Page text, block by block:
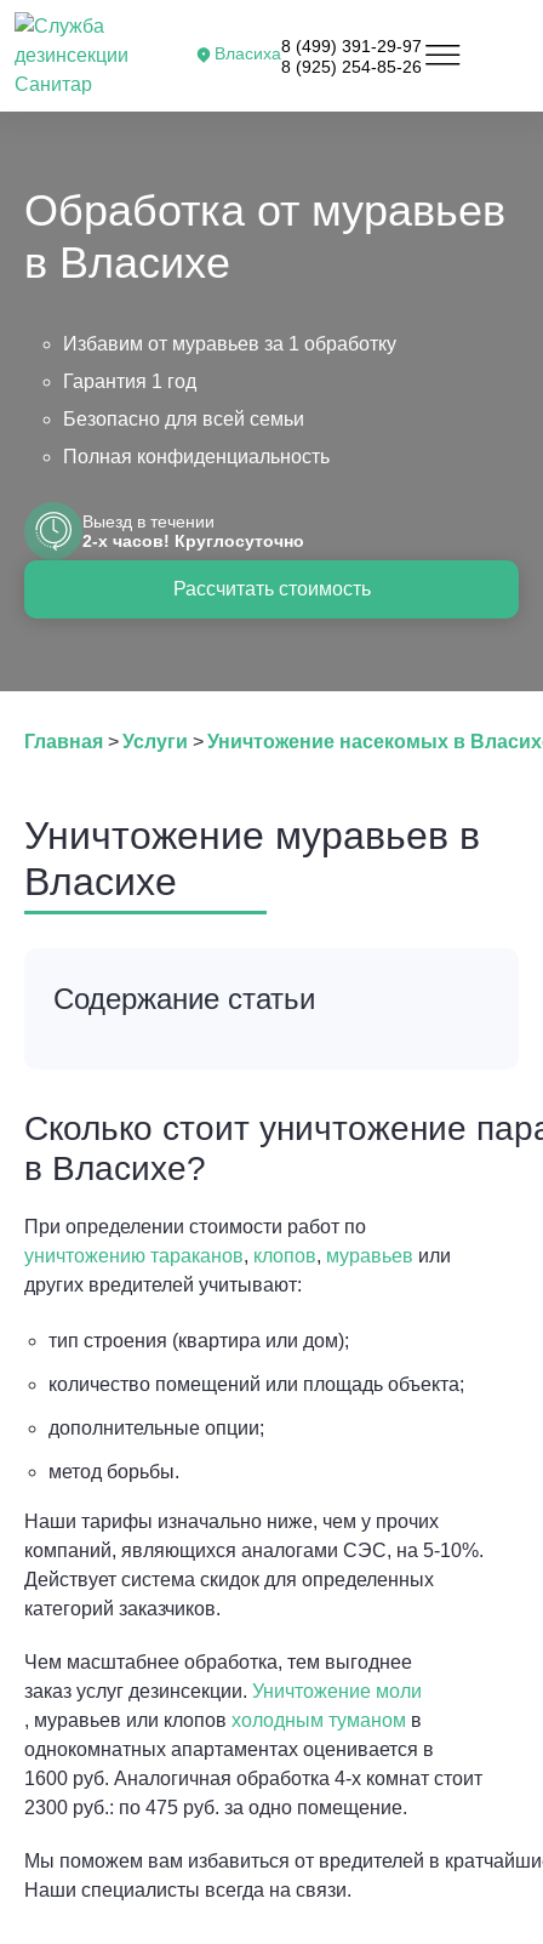
Власиха8 (499) 391-29-97
8 (925) 254-85-26
Обработка от муравьев
в Власихе
Избавим от муравьев за 1 обработку
Гарантия 1 год
Безопасно для всей семьи
Полная конфиденциальность
Рассчитать стоимость
Выезд в течении
2-х часов! Круглосуточно
Главная >Услуги >Уничтожение насекомых в
Уничтожение муравьев в
Власихе
Содержание статьи
Сколько стоит уничтожение
в Власихе?
При определении стоимости работ по
уничтожению тараканов, клопов, муравьев или
других вредителей учитывают:
тип строения (квартира или дом);
количество помещений или площадь объекта;
дополнительные опции;
метод борьбы.
Наши тарифы изначально ниже, чем у прочих
компаний, являющихся аналогами СЭС, на 5-10%.
Действует система скидок для определенных
категорий заказчиков.
Чем масштабнее обработка, тем выгоднее
заказ услуг дезинсекции. Уничтожение моли
, муравьев или клопов холодным туманом в
однокомнатных апартаментах оценивается в
1600 руб. Аналогичная обработка 4-х комнат стоит
2300 руб.: по 475 руб. за одно помещение.
Мы поможем вам избавиться от вредителей в
Наши специалисты всегда на связи.